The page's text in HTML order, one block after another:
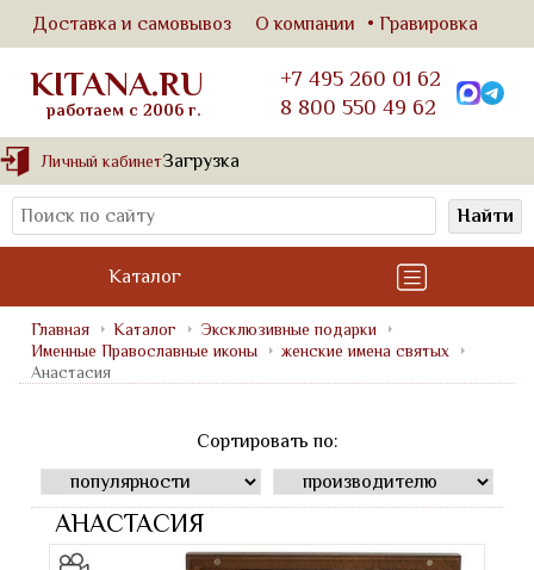
Доставка и самовывоз О компании Гравировка
KITANA.RU
работаем с 2006 г.
+7 495 260 01 62
8 800 550 49 62
Личный кабинетЗагрузка
Найти
Каталог
Главная Каталог
Эксклюзивные подарки
Именные Православные иконы
женские имена святых
Анастасия
Сортировать по:
АНАСТАСИЯ